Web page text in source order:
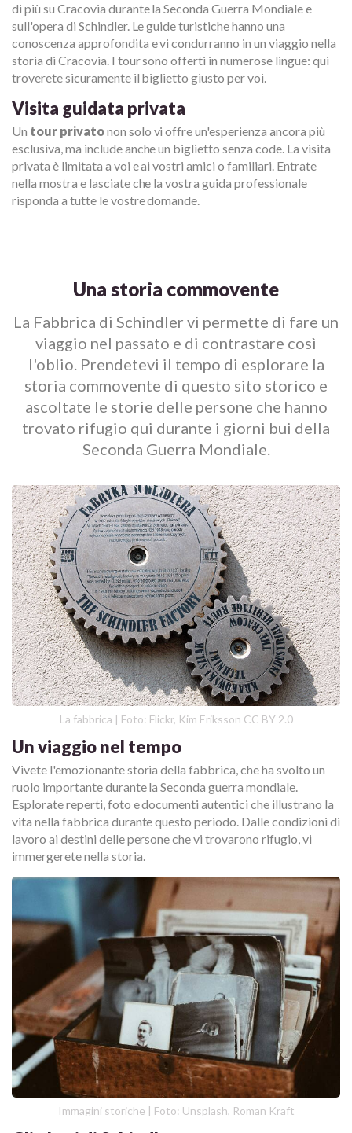
di più su Cracovia durante la Seconda Guerra Mondiale e
sull'opera di Schindler. Le guide turistiche hanno una
conoscenza approfondita e vi condurranno in un viaggio nella
storia di Cracovia. I tour sono offerti in numerose lingue: qui
troverete sicuramente il biglietto giusto per voi.
Visita guidata privata
Un tour privatonon solo vi offre un'esperienza ancora più
esclusiva, ma include anche un biglietto senza code. La visita
privata è limitata a voi e ai vostri amici o familiari. Entrate
nella mostra e lasciate che la vostra guida professionale
risponda a tutte le vostre domande.
Una storia commovente
La Fabbrica di Schindler vi permette di fare un
viaggio nel passato e di contrastare così
l'oblio. Prendetevi il tempo di esplorare la
storia commovente di questo sito storico e
ascoltate le storie delle persone che hanno
trovato rifugio qui durante i giorni bui della
Seconda Guerra Mondiale.
La fabbrica | Foto: Flickr, Kim Eriksson CC BY 2.0
Un viaggio nel tempo
Vivete l'emozionante storia della fabbrica, che ha svolto un
ruolo importante durante la Seconda guerra mondiale.
Esplorate reperti, foto e documenti autentici che illustrano la
vita nella fabbrica durante questo periodo. Dalle condizioni di
lavoro ai destini delle persone che vi trovarono rifugio, vi
immergerete nella storia.
Immagini storiche | Foto: Unsplash, Roman Kraft